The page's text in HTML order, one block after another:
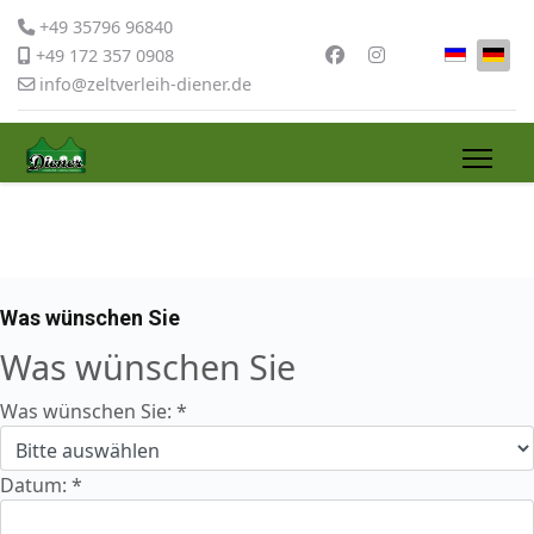
+49 35796 96840
+49 172 357 0908
info@zeltverleih-diener.de
Sprache
Was wünschen Sie
Was wünschen Sie
Was wünschen Sie: *
Datum: *